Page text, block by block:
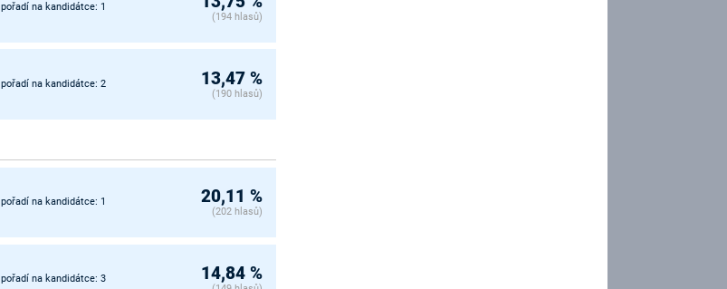
pořadí na kandidátce: 1
(194 hlasů)
pořadí na kandidátce: 2 13,47 %
(190 hlasů)
pořadí na kandidátce: 1 20,11 %
(202 hlasů)
pořadí na kandidátce: 3 14,84 %